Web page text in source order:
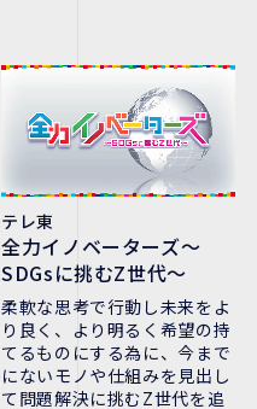
テレ東
全力イノベーターズ～
SDGsに挑むZ世代～
柔軟な思考で行動し未来をよ
り良く、より明るく希望の持
てるものにする為に、今まで
にないモノや仕組みを見出し
て問題解決に挑むZ世代を追